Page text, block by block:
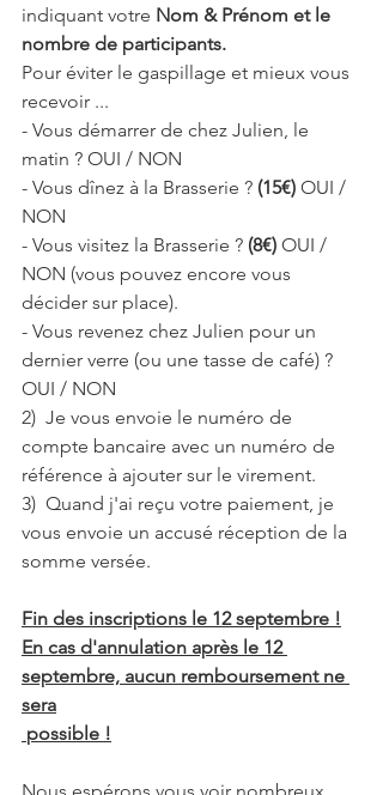
indiquant votre Nom & Prénom et le
nombre de participants.
Pour éviter le gaspillage et mieux vous
recevoir ...
- Vous démarrer de chez Julien, le
matin ? OUI / NON
- Vous dînez à la Brasserie ? (15€) OUI /
NON
- Vous visitez la Brasserie ? (8€) OUI /
NON (vous pouvez encore vous
décider sur place).
- Vous revenez chez Julien pour un
dernier verre (ou une tasse de café) ?
OUI / NON
2)  Je vous envoie le numéro de
compte bancaire avec un numéro de
référence à ajouter sur le virement.
3)  Quand j'ai reçu votre paiement, je
vous envoie un accusé réception de la
somme versée.
Fin des inscriptions le 12 septembre !
En cas d'annulation après le 12
septembre, aucun remboursement ne
sera
possible !